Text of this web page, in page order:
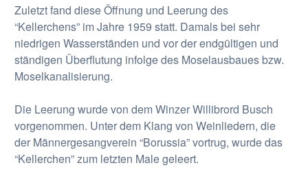
Zuletzt fand diese Öffnung und Leerung des
“Kellerchens” im Jahre 1959 statt. Damals bei sehr
niedrigen Wasserständen und vor der endgültigen und
ständigen Überflutung infolge des Moselausbaues bzw.
Moselkanalisierung.
Die Leerung wurde von dem Winzer Willibrord Busch
vorgenommen. Unter dem Klang von Weinliedern, die
der Männergesangverein “Borussia” vortrug, wurde das
“Kellerchen” zum letzten Male geleert.